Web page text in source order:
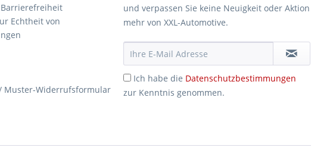
Echtheit von
Muster-Widerrufsformular
und verpassen Sie keine Neuigkeit oder Aktion
mehr von XXL-Automotive.
Ich habe die Datenschutzbestimmungen
zur Kenntnis genommen.